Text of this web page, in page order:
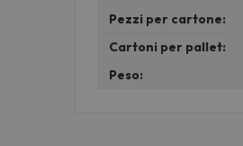
Pezzi per cartone:
Cartoni per pallet:
Peso: